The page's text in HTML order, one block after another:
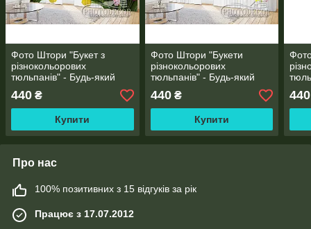
Фото Штори "Букет з
різнокольорових
тюльпанів" - Будь-який
440 ₴
Купити
Фото Штори "Букети
різнокольорових
тюльпанів" - Будь-який
440₴
Купити
440
Про нас
100% позитивних з 15 відгуків за рік
Працює з 17.07.2012